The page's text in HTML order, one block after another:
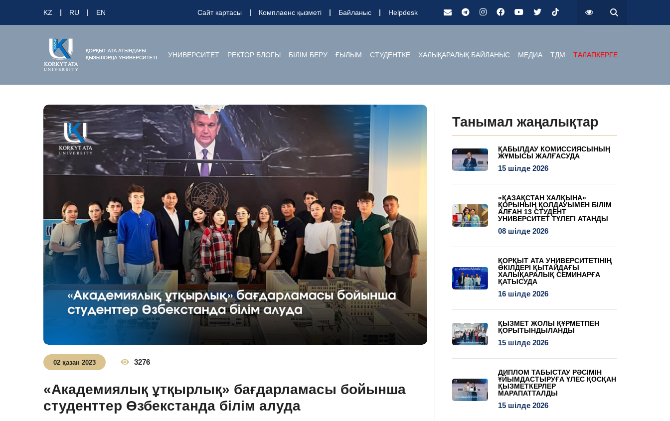
KZ RU EN Сайт картасы Комплаенс қызметі Байланыс Helpdesk
УНИВЕРСИТЕТ РЕКТОР БЛОГЫ БІЛІМ БЕРУ ҒЫЛЫМ СТУДЕНТКЕ ХАЛЫҚАРАЛЫҚ БАЙЛАНЫС МЕДИА ТДМ ТАЛАПКЕРГЕ
02 қазан 2023 3276
«Академиялық ұтқырлық» бағдарламасы бойынша
студенттер Өзбекстанда білім алуда
Танымал жаңалықтар
ҚАБЫЛДАУ КОМИССИЯСЫНЫҢ
ЖҰМЫСЫ ЖАЛҒАСУДА
15 шілде 2026
«ҚАЗАҚСТАН ХАЛҚЫНА»
ҚОРЫНЫҢ ҚОЛДАУЫМЕН БІЛІМ
АЛҒАН 13 СТУДЕНТ
УНИВЕРСИТЕТ ТҮЛЕГІ АТАНДЫ
08 шілде 2026
ҚОРҚЫТ АТА УНИВЕРСИТЕТІНІҢ
ӨКІЛДЕРІ ҚЫТАЙДАҒЫ
ХАЛЫҚАРАЛЫҚ СЕМИНАРҒА
ҚАТЫСУДА
16 шілде 2026
ҚЫЗМЕТ ЖОЛЫ ҚҰРМЕТПЕН
ҚОРЫТЫНДЫЛАНДЫ
15 шілде 2026
ДИПЛОМ ТАБЫСТАУ РӘСІМІН
ҰЙЫМДАСТЫРУҒА ҮЛЕС ҚОСҚАН
ҚЫЗМЕТКЕРЛЕР
МАРАПАТТАЛДЫ
15 шілде 2026